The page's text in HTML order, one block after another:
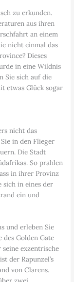
zu erkunden.
aus ihren
an einem
nicht einmal das
Dieses
in eine Wildnis
Sie sich auf die
etwas Glück sogar
nicht das
in den Flieger
Die Stadt
So prahlen
in ihrer Provinz
sich in eines der
ein und
und erleben Sie
des Golden Gate
exzentrische
der Rapunzel’s
von Clarens.